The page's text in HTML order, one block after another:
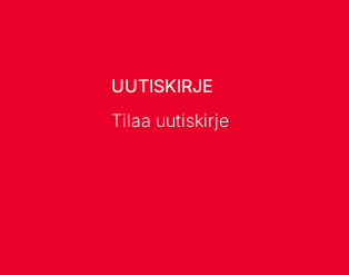
UUTISKIRJE
Tilaa uutiskirje